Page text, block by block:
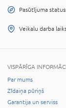
Pasūtījuma
Veikalu darba
VISPĀRĪGA
Par mums
Zīdaiņa pūriņš
Garantija un serviss